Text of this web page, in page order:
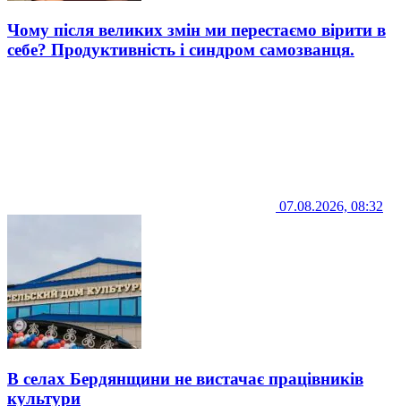
Чому після великих змін ми перестаємо вірити в
себе? Продуктивність і синдром самозванця.
07.08.2026, 08:32
В селах Бердянщини не вистачає працівників
культури